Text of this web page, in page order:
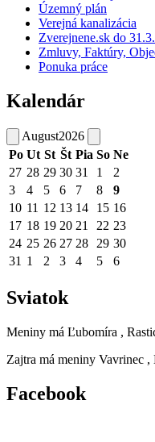
Územný plán
Verejná kanalizácia
Zverejnene.sk do
Zmluvy, Faktúry,
Ponuka práce
Kalendár
August2026
Po Ut St Št Pia So Ne
27 28 29 30 31 1
2
3
4 5 6 7 8
9
10 11 12 13 14 15 16
17 18 19 20 21 22 23
24 25 26 27 28 29 30
31 1 2 3 4 5 6
Sviatok
Meniny má Ľubomíra ,
Zajtra má meniny Vavrinec ,
Facebook